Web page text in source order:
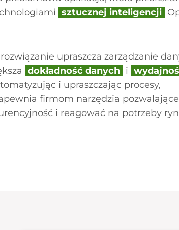
sztucznej inteligencji
upraszcza zarządzanie
dokładność danych i
i upraszczając procesy,
firmom narzędzia pozwalające
i reagować na potrzeby